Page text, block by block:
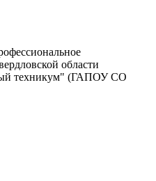
области
техникум" (ГАПОУ СО